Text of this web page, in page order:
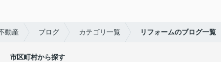
動産 ブログ カテゴリ一覧 リフォームのブログ一覧
市区町村から探す